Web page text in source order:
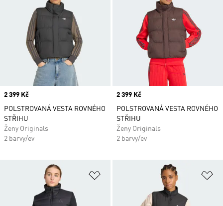
Price
2 399 Kč
POLSTROVANÁ VESTA ROVNÉHO
STŘIHU
Ženy Originals
2 barvy/ev
Price
2 399 Kč
POLSTROVANÁ VESTA ROVNÉHO
STŘIHU
Ženy Originals
2 barvy/ev
Přidat do seznamu přání